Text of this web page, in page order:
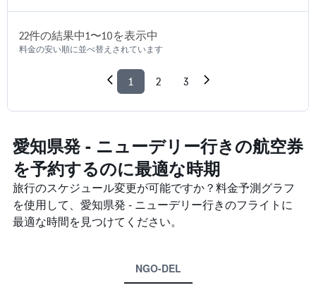
22​件の結果中1​〜10​を表示中
料金の安い順に並べ替えされています
1 2 3
愛知県発 - ニューデリー​行きの航空券
を予約するのに最適な時期
旅行のスケジュール変更が可能ですか？料金予測グラフ
を使用して、愛知県発 - ニューデリー​行きのフライトに
最適な時間を見つけてください。
NGO-DEL